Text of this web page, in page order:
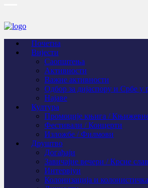
Почетна
Вијести
Саопштења
Активности
Важне активности
Одбор за дијаспору и Србе у
Најаве
Култура
Промоције књига /
Фестивали / Концерти
Изложбе / Филмови
Друштво
Догађаји
Завичајне вечери / Крсне
Интервјуи
Колонизација и